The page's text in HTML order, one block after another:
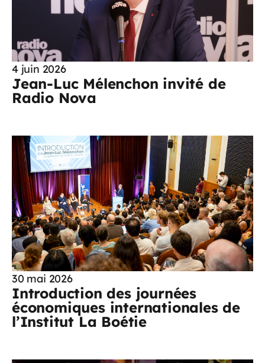
4 juin 2026
Jean-Luc Mélenchon invité de
Radio Nova
30 mai 2026
Introduction des journées
économiques internationales de
l’Institut La Boétie